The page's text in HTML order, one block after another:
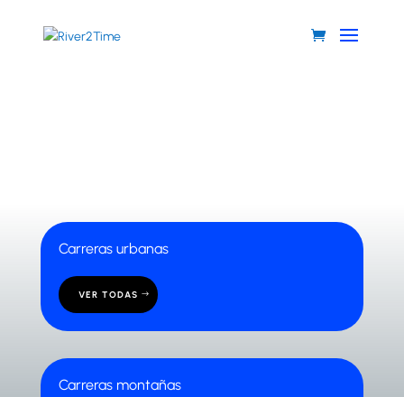
Carreras urbanas
VER TODAS
Carreras montañas